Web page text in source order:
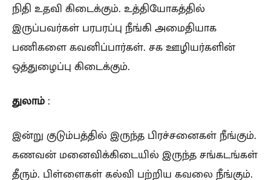
நிதி உதவி கிடைக்கும். உத்தியோகத்தில்
இருப்பவர்கள் பரபரப்பு நீங்கி அமைதியாக
பணிகளை கவனிப்பார்கள். சக ஊழியர்களின்
ஒத்துழைப்பு கிடைக்கும்.
துலாம் :
இன்று குடும்பத்தில் இருந்த பிரச்சனைகள் நீங்கும்.
கணவன் மனைவிக்கிடையில் இருந்த சங்கடங்கள்
தீரும். பிள்ளைகள் கல்வி பற்றிய கவலை நீங்கும்.